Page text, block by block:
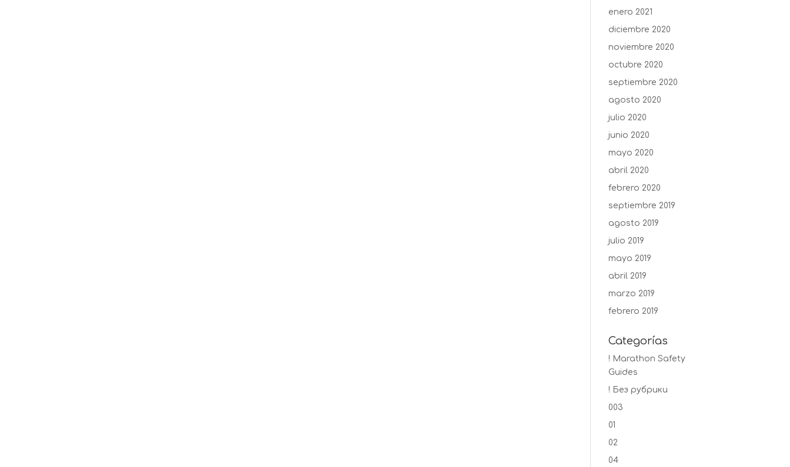
enero 2021
diciembre 2020
noviembre 2020
octubre 2020
septiembre 2020
agosto 2020
julio 2020
junio 2020
mayo 2020
abril 2020
febrero 2020
septiembre 2019
agosto 2019
julio 2019
mayo 2019
abril 2019
marzo 2019
febrero 2019
Categorías
! Marathon Safety
Guides
! Без рубрики
003
01
02
04